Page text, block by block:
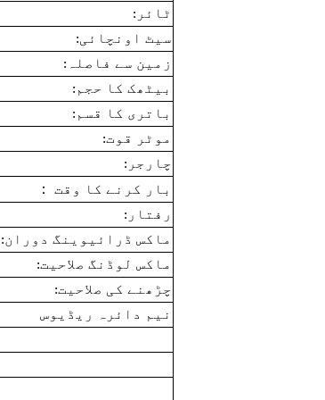
ٹائر:
سیٹ اونچائی:
زمین سے فاصلہ:
بیٹھک کا حجم:
باتری کا قسم:
موٹر قوت:
چارجر:
بار کرنے کا وقت
：
رفتار:
ماکس ڈرائیوینگ دوران:
ماکس لوڈنگ صلاحیت:
چڑھنے کی صلاحیت:
نیم دائرہ ریڈیوس